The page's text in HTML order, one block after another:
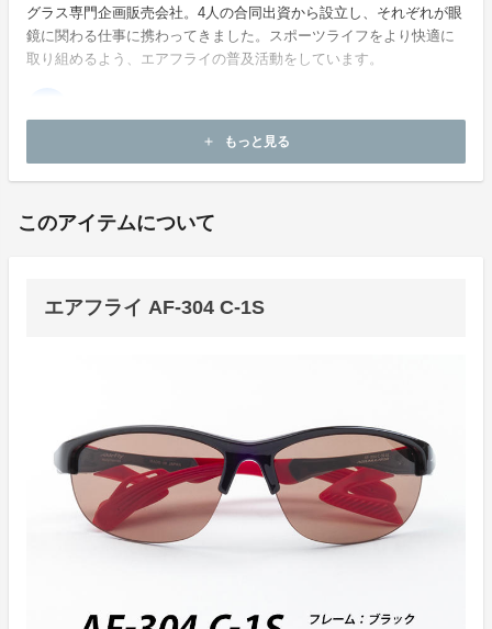
グラス専門企画販売会社。4人の合同出資から設立し、それぞれが眼
鏡に関わる仕事に携わってきました。スポーツライフをより快適に
取り組めるよう、エアフライの普及活動をしています。
add もっと見る
このアイテムについて
エアフライ AF-304 C-1S